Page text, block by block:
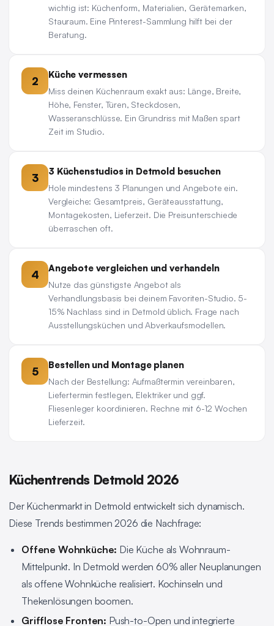
wichtig ist: Küchenform, Materialien, Gerätemarken,
Stauraum. Eine Pinterest-Sammlung hilft bei der
Beratung.
2 Küche vermessen
Miss deinen Küchenraum exakt aus: Länge, Breite,
Höhe, Fenster, Türen, Steckdosen,
Wasseranschlüsse. Ein Grundriss mit Maßen spart
Zeit im Studio.
3 3 Küchenstudios in Detmold besuchen
Hole mindestens 3 Planungen und Angebote ein.
Vergleiche: Gesamtpreis, Geräteausstattung,
Montagekosten, Lieferzeit. Die Preisunterschiede
überraschen oft.
4 Angebote vergleichen und verhandeln
Nutze das günstigste Angebot als
Verhandlungsbasis bei deinem Favoriten-Studio. 5-
15% Nachlass sind in Detmold üblich. Frage nach
Ausstellungsküchen und Abverkaufsmodellen.
5 Bestellen und Montage planen
Nach der Bestellung: Aufmaßtermin vereinbaren,
Liefertermin festlegen, Elektriker und ggf.
Fliesenleger koordinieren. Rechne mit 6-12 Wochen
Lieferzeit.
Küchentrends Detmold 2026
Der Küchenmarkt in Detmold entwickelt sich dynamisch.
Diese Trends bestimmen 2026 die Nachfrage:
Offene Wohnküche: Die Küche als Wohnraum-
Mittelpunkt. In Detmold werden 60% aller Neuplanungen
als offene Wohnküche realisiert. Kochinseln und
Thekenlösungen boomen.
Grifflose Fronten: Push-to-Open und integrierte